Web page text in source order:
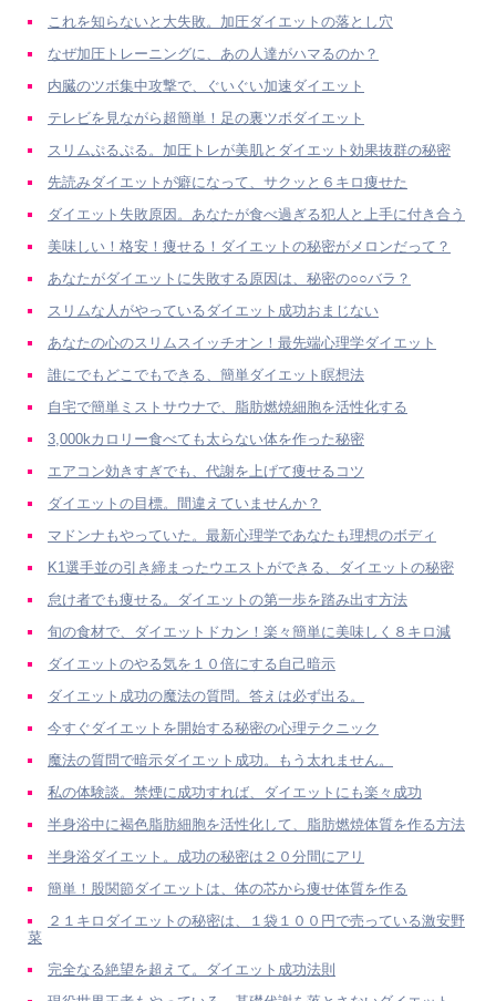
これを知らないと大失敗。加圧ダイエットの落とし穴
なぜ加圧トレーニングに、あの人達がハマるのか？
内臓のツボ集中攻撃で、ぐいぐい加速ダイエット
テレビを見ながら超簡単！足の裏ツボダイエット
スリムぷるぷる。加圧トレが美肌とダイエット効果抜群の秘密
先読みダイエットが癖になって、サクッと６キロ痩せた
ダイエット失敗原因。あなたが食べ過ぎる犯人と上手に付き合う
美味しい！格安！痩せる！ダイエットの秘密がメロンだって？
あなたがダイエットに失敗する原因は、秘密の○○バラ？
スリムな人がやっているダイエット成功おまじない
あなたの心のスリムスイッチオン！最先端心理学ダイエット
誰にでもどこでもできる、簡単ダイエット瞑想法
自宅で簡単ミストサウナで、脂肪燃焼細胞を活性化する
3,000kカロリー食べても太らない体を作った秘密
エアコン効きすぎでも、代謝を上げて痩せるコツ
ダイエットの目標。間違えていませんか？
マドンナもやっていた。最新心理学であなたも理想のボディ
K1選手並の引き締まったウエストができる、ダイエットの秘密
怠け者でも痩せる。ダイエットの第一歩を踏み出す方法
旬の食材で、ダイエットドカン！楽々簡単に美味しく８キロ減
ダイエットのやる気を１０倍にする自己暗示
ダイエット成功の魔法の質問。答えは必ず出る。
今すぐダイエットを開始する秘密の心理テクニック
魔法の質問で暗示ダイエット成功。もう太れません。
私の体験談。禁煙に成功すれば、ダイエットにも楽々成功
半身浴中に褐色脂肪細胞を活性化して、脂肪燃焼体質を作る方法
半身浴ダイエット。成功の秘密は２０分間にアリ
簡単！股関節ダイエットは、体の芯から痩せ体質を作る
２１キロダイエットの秘密は、１袋１００円で売っている激安野
菜
完全なる絶望を超えて。ダイエット成功法則